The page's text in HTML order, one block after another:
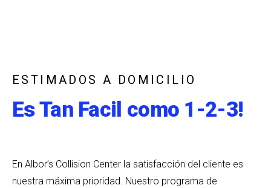
ESTIMADOS A DOMICILIO
Es Tan Facil como 1-2-3!
En Albor’s Collision Center la satisfacción del cliente es
nuestra máxima prioridad. Nuestro programa de